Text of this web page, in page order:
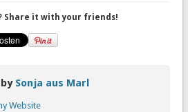
Share it with your friends!
Sonja aus Marl
Website